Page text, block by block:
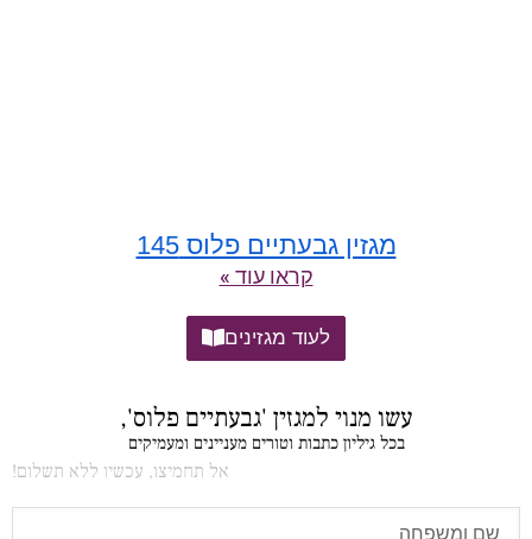
מגזין גבעתיים פלוס 145
קראו עוד »
לעוד מגזינים
עשו מנוי למגזין 'גבעתיים פלוס',
בכל גיליון כתבות וטורים מעניינים ומעמיקים
אל תחמיצו, עכשיו ללא תשלום!